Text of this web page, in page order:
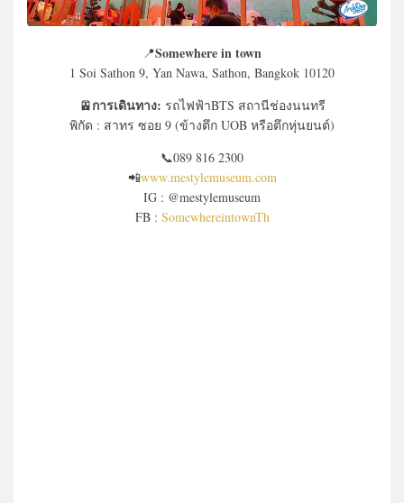
📍Somewhere in town
1 Soi Sathon 9, Yan Nawa, Sathon, Bangkok 10120
🚈การเดินทาง: รถไฟฟ้าBTS สถานีช่องนนทรี
พิกัด : สาทร ซอย 9 (ข้างตึก UOB หรือตึกหุ่นยนต์)
📞089 816 2300
📲www.mestylemuseum.com
IG : @mestylemuseum
FB : SomewhereintownTh